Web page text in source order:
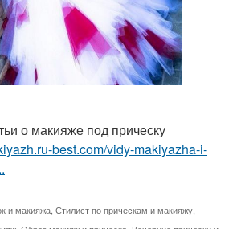
о макияже под прическу
best.com/vidy-makiyazha-i-
и макияжа Стилист по прическам и макияжу